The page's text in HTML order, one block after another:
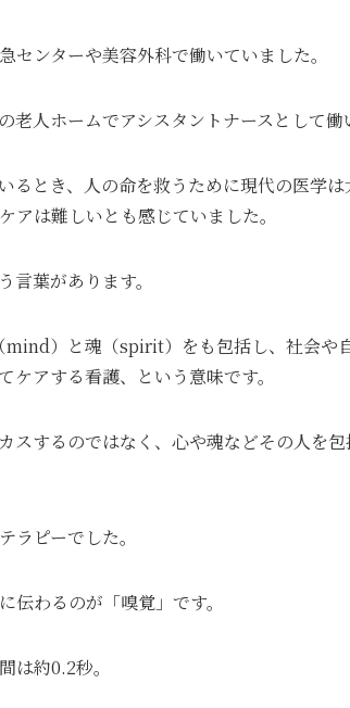
センターや美容外科で働いていました。
老人ホームでアシスタントナースとして働
るとき、人の命を救うために現代の医学
アは難しいとも感じていました。
言葉があります。
）と魂（spirit）をも包括し、社会や
アする看護、という意味です。
スするのではなく、心や魂などその人を
ラピーでした。
伝わるのが「嗅覚」です。
は約0.2秒。